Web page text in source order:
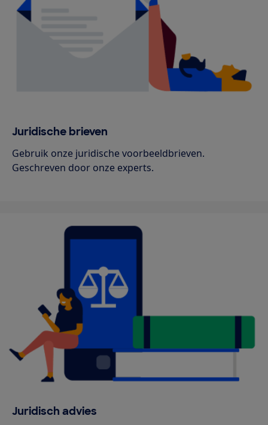
Juridische brieven
Gebruik onze juridische voorbeeldbrieven.
Geschreven door onze experts.
Juridisch advies